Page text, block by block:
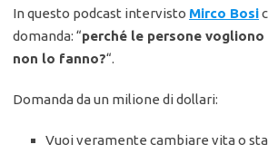
In questo podcast intervisto Mirco Bosi
domanda: “perché le persone vogliono
non lo fanno?“.
Domanda da un milione di dollari:
Vuoi veramente cambiare vita o